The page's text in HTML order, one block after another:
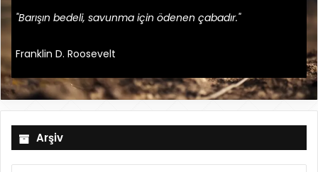
"Barışın bedeli, savunma için ödenen çabadır."
Franklin D. Roosevelt
Arşiv